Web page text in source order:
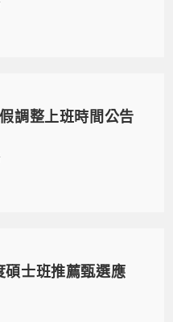
調整上班時間公告
碩士班推薦甄選應